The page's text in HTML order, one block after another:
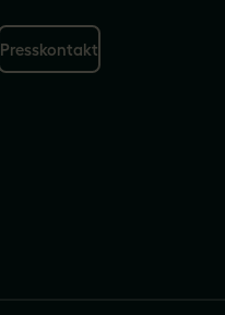
Presskontakt